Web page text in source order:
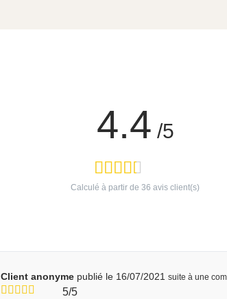
4.4 /5
Calculé à partir de 36 avis client(s)
Client anonyme publié le 16/07/2021 suite à une
5/5